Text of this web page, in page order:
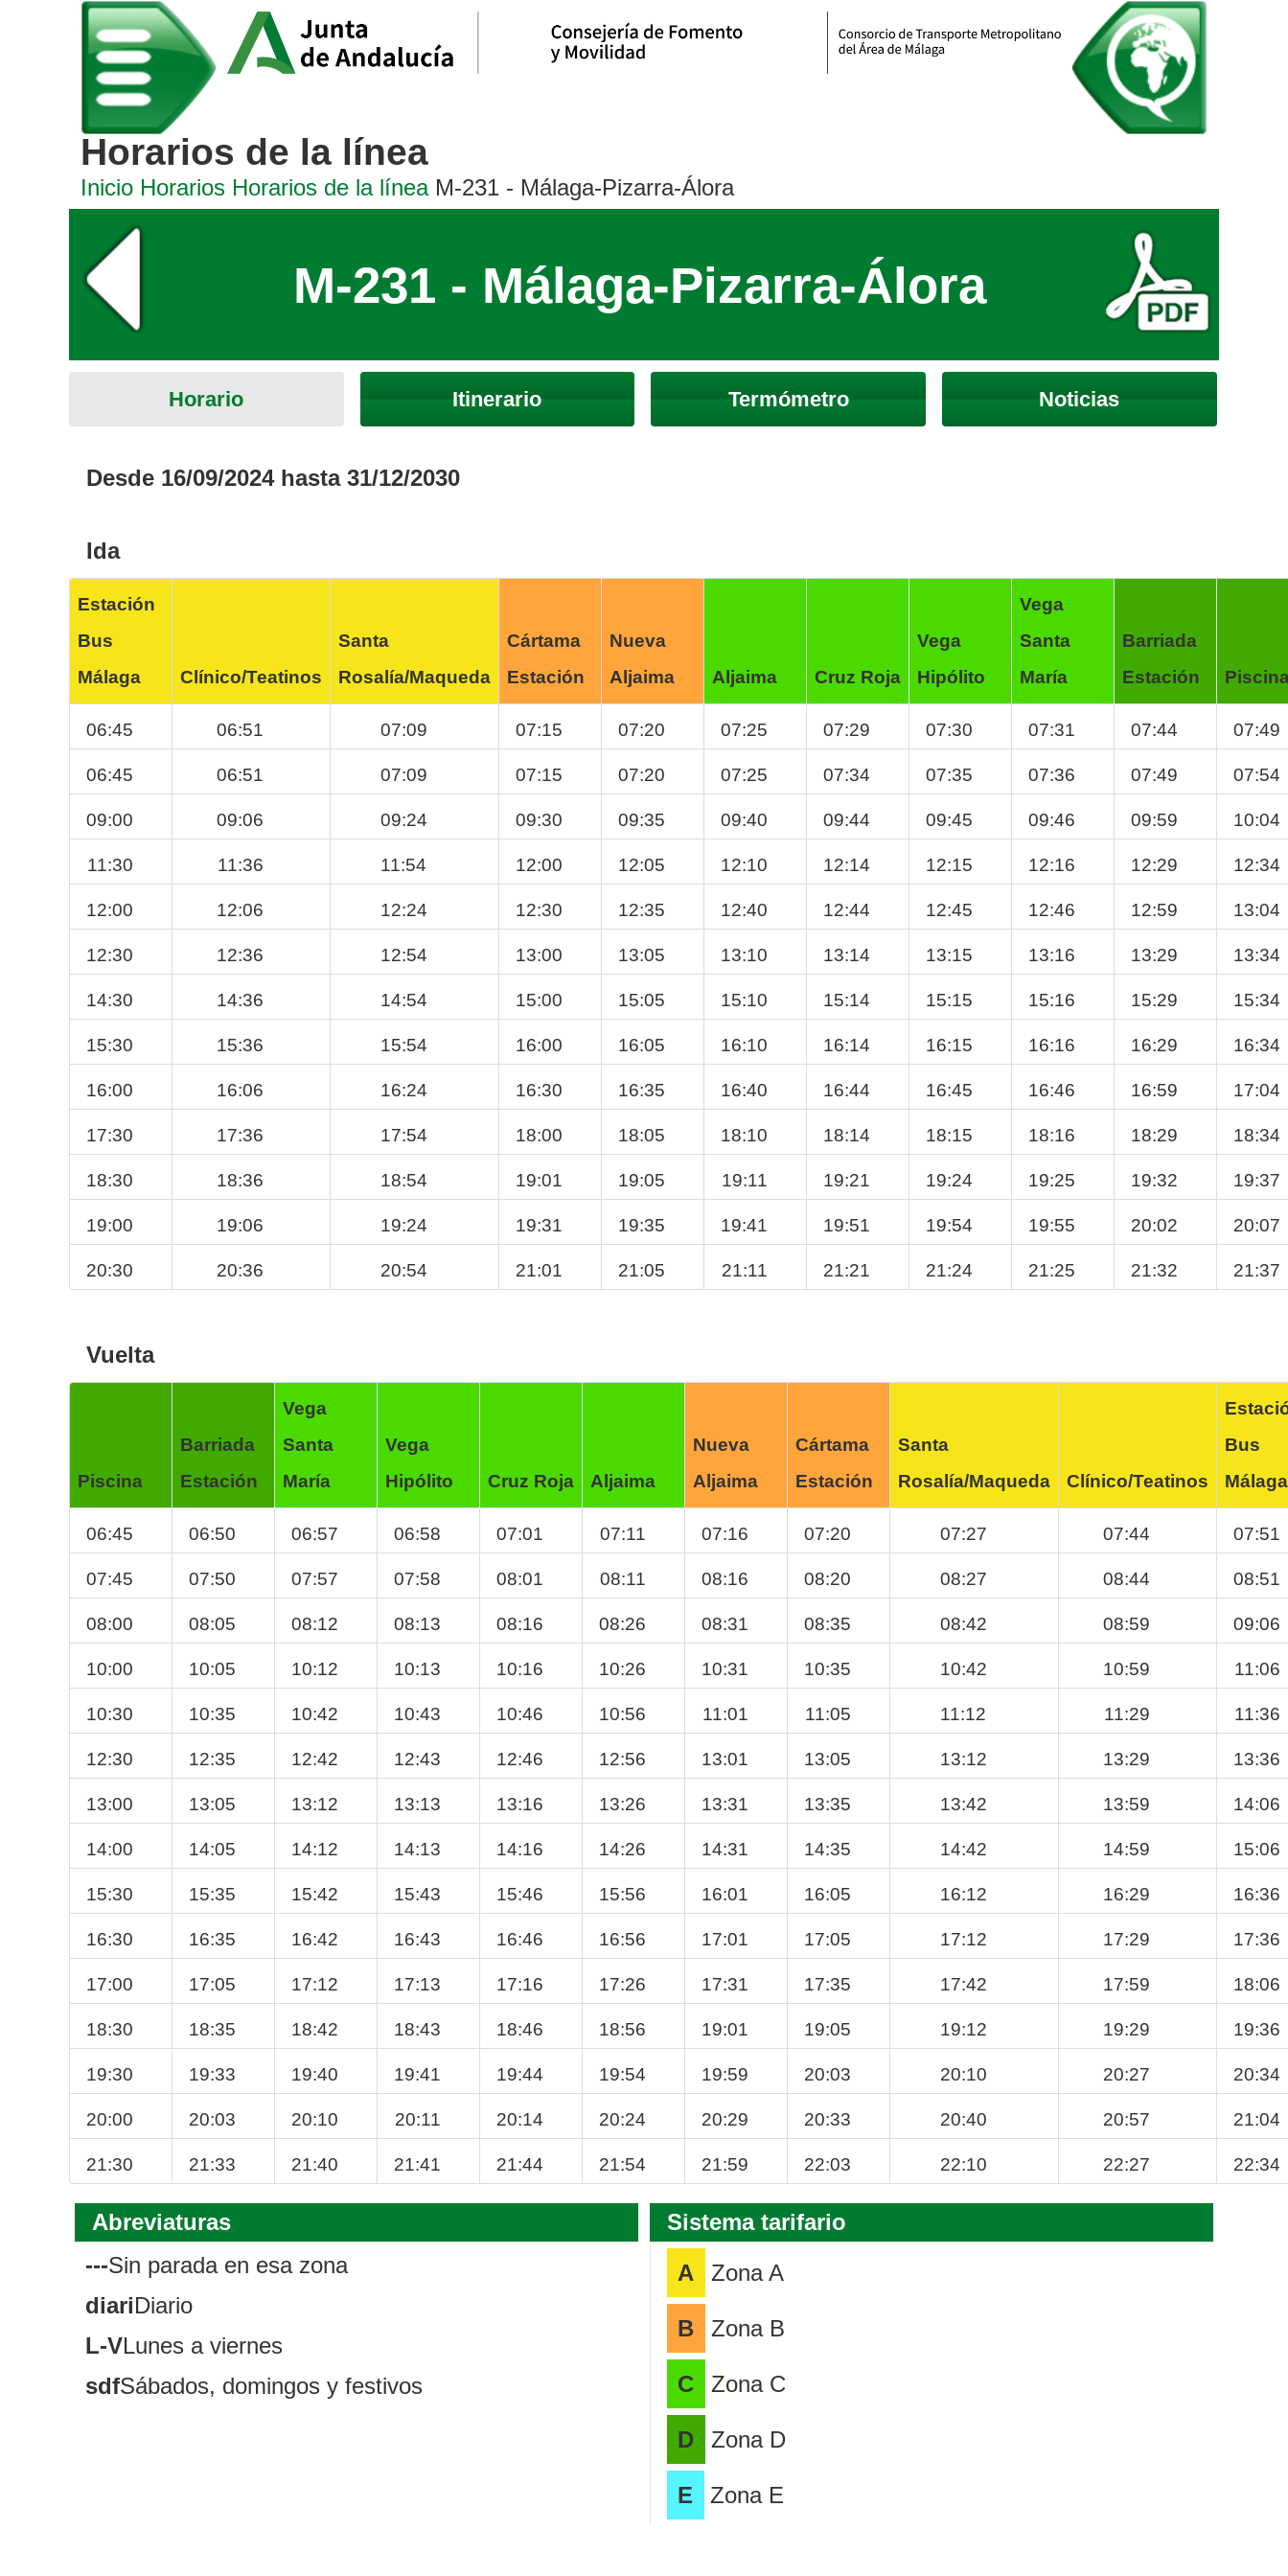
Horarios de la línea
Inicio Horarios Horarios de la línea M-231 - Málaga-Pizarra-Álora
M-231 - Málaga-Pizarra-Álora
Horario Itinerario Termómetro Noticias
Desde 16/09/2024 hasta 31/12/2030
Ida
Estación
Bus
Málaga
Clínico/Teatinos
Santa
Rosalía/Maqueda
Cártama
Estación
Nueva
Aljaima
Aljaima Cruz Roja
Vega
Hipólito
Vega
Santa
María
Barriada
Estación
06:45 06:51 07:09 07:15 07:20 07:25 07:29 07:30 07:31 07:44 07:49
06:45 06:51 07:09 07:15 07:20 07:25 07:34 07:35 07:36 07:49 07:54
09:00 09:06 09:24 09:30 09:35 09:40 09:44 09:45 09:46 09:59 10:04
11:30 11:36 11:54 12:00 12:05 12:10 12:14 12:15 12:16 12:29 12:34
12:00 12:06 12:24 12:30 12:35 12:40 12:44 12:45 12:46 12:59 13:04
12:30 12:36 12:54 13:00 13:05 13:10 13:14 13:15 13:16 13:29 13:34
14:30 14:36 14:54 15:00 15:05 15:10 15:14 15:15 15:16 15:29 15:34
15:30 15:36 15:54 16:00 16:05 16:10 16:14 16:15 16:16 16:29 16:34
16:00 16:06 16:24 16:30 16:35 16:40 16:44 16:45 16:46 16:59 17:04
17:30 17:36 17:54 18:00 18:05 18:10 18:14 18:15 18:16 18:29 18:34
18:30 18:36 18:54 19:01 19:05 19:11 19:21 19:24 19:25 19:32 19:37
19:00 19:06 19:24 19:31 19:35 19:41 19:51 19:54 19:55 20:02 20:07
20:30 20:36 20:54 21:01 21:05 21:11 21:21 21:24 21:25 21:32 21:37
Vuelta
Piscina
Barriada
Estación
Vega
Santa
María
Vega
Hipólito
Cruz Roja Aljaima
Nueva
Aljaima
Cártama
Estación
Santa
Rosalía/Maqueda
Clínico/Teatinos
Bus
Málaga
06:45 06:50 06:57 06:58 07:01 07:11 07:16 07:20 07:27 07:44 07:51
07:45 07:50 07:57 07:58 08:01 08:11 08:16 08:20 08:27 08:44 08:51
08:00 08:05 08:12 08:13 08:16 08:26 08:31 08:35 08:42 08:59 09:06
10:00 10:05 10:12 10:13 10:16 10:26 10:31 10:35 10:42 10:59 11:06
10:30 10:35 10:42 10:43 10:46 10:56 11:01 11:05 11:12 11:29 11:36
12:30 12:35 12:42 12:43 12:46 12:56 13:01 13:05 13:12 13:29 13:36
13:00 13:05 13:12 13:13 13:16 13:26 13:31 13:35 13:42 13:59 14:06
14:00 14:05 14:12 14:13 14:16 14:26 14:31 14:35 14:42 14:59 15:06
15:30 15:35 15:42 15:43 15:46 15:56 16:01 16:05 16:12 16:29 16:36
16:30 16:35 16:42 16:43 16:46 16:56 17:01 17:05 17:12 17:29 17:36
17:00 17:05 17:12 17:13 17:16 17:26 17:31 17:35 17:42 17:59 18:06
18:30 18:35 18:42 18:43 18:46 18:56 19:01 19:05 19:12 19:29 19:36
19:30 19:33 19:40 19:41 19:44 19:54 19:59 20:03 20:10 20:27 20:34
20:00 20:03 20:10 20:11 20:14 20:24 20:29 20:33 20:40 20:57 21:04
21:30 21:33 21:40 21:41 21:44 21:54 21:59 22:03 22:10 22:27 22:34
Abreviaturas
---Sin parada en esa zona
diariDiario
L-VLunes a viernes
sdfSábados, domingos y festivos
Sistema tarifario
A
Zona A
B Zona B
C Zona C
D Zona D
E Zona E